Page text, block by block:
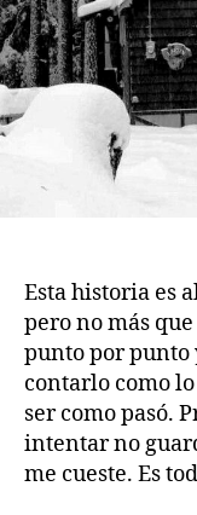
Esta historia es
pero no más
punto por punto
contarlo como
ser como pasó.
intentar no
me cueste. Es